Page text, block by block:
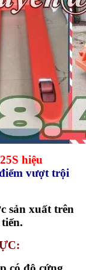
hiệu
vượt trội
sản xuất trên